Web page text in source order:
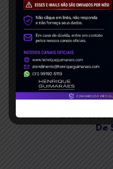
Amor: Você
Popeye E
Quiz
Quiz:
De